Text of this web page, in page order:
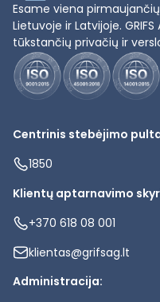
Esame viena
Lietuvoje ir Latvijoje.
tūkstančių privačių ir
Centrinis stebėjimo
1850
Klientų aptarnavimo
+370 618 08 001
klientas@grifsag.lt
Administracija: